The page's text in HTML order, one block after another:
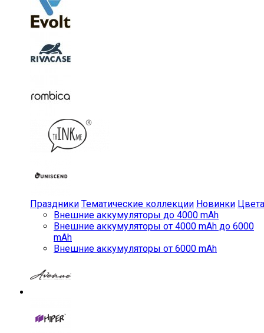
Праздники Тематические коллекции Новинки Цвета
Внешние аккумуляторы до 4000 mAh
Внешние аккумуляторы от 4000 mAh до 6000
mAh
Внешние аккумуляторы от 6000 mAh